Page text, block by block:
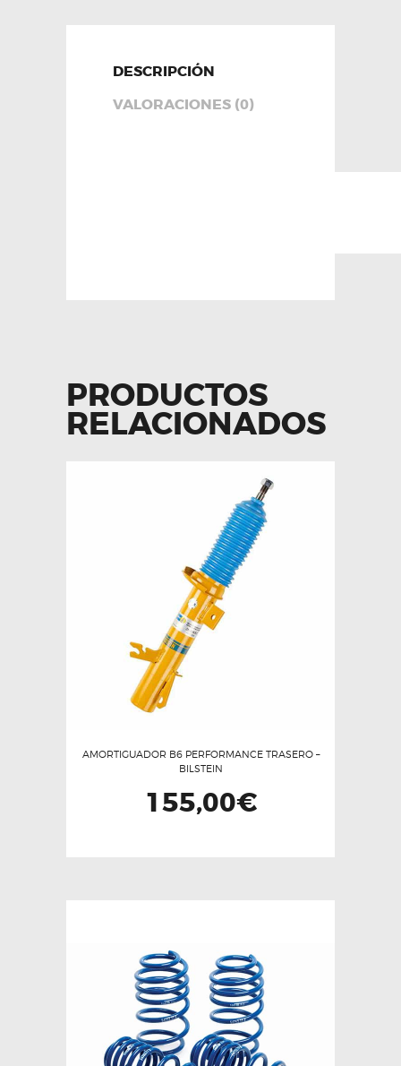
DESCRIPCIÓN
VALORACIONES (0)
PRODUCTOS
RELACIONADOS
AMORTIGUADOR B6 PERFORMANCE TRASERO –
BILSTEIN
155,00€